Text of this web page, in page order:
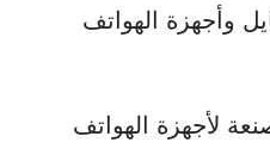
وأجهزة الهواتف
لأجهزة الهواتف